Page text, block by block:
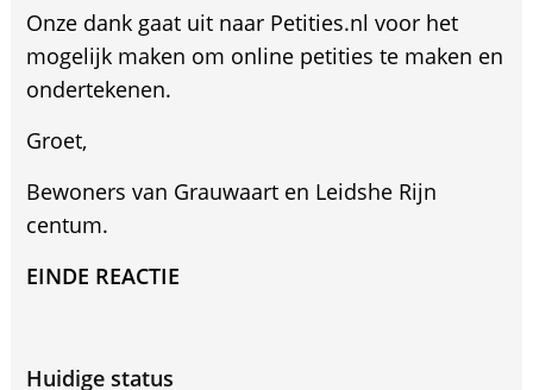
Onze dank gaat uit naar Petities.nl voor het
mogelijk maken om online petities te maken en
ondertekenen.
Groet,
Bewoners van Grauwaart en Leidshe Rijn
centum.
EINDE REACTIE
Huidige status